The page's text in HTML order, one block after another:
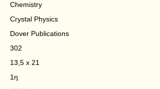
Chemistry
Crystal Physics
Dover Publications
302
13,5 x 21
1η